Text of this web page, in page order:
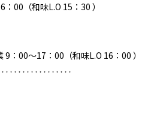
00（和味L.O 15：30 ）
：00～17：00（和味L.O 16：00 ）